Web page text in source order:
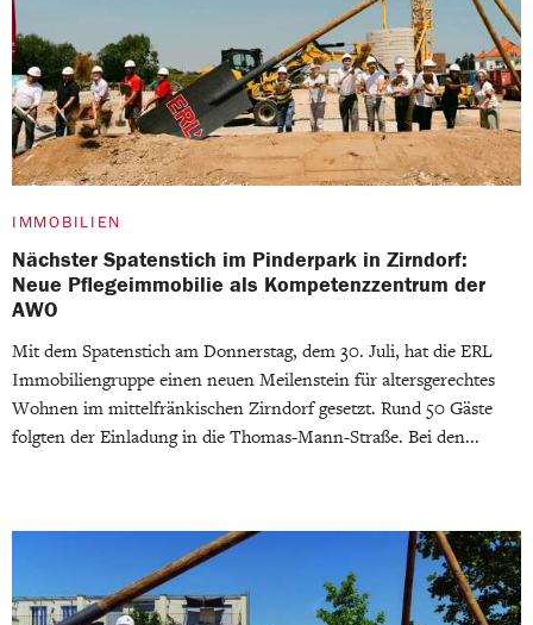
IMMOBILIEN
Nächster Spatenstich im Pinderpark in Zirndorf:
Neue Pflegeimmobilie als Kompetenzzentrum der
AWO
Mit dem Spatenstich am Donnerstag, dem 30. Juli, hat die ERL
Immobiliengruppe einen neuen Meilenstein für altersgerechtes
Wohnen im mittelfränkischen Zirndorf gesetzt. Rund 50 Gäste
folgten der Einladung in die Thomas-Mann-Straße. Bei den...